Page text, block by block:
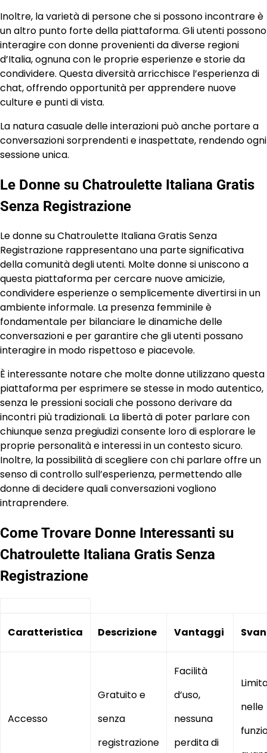
Inoltre, la varietà di persone che si possono incontrare è
un altro punto forte della piattaforma. Gli utenti possono
interagire con donne provenienti da diverse regioni
d’Italia, ognuna con le proprie esperienze e storie da
condividere. Questa diversità arricchisce l’esperienza di
chat, offrendo opportunità per apprendere nuove
culture e punti di vista.
La natura casuale delle interazioni può anche portare a
conversazioni sorprendenti e inaspettate, rendendo ogni
sessione unica.
Le Donne su Chatroulette Italiana Gratis
Senza Registrazione
Le donne su Chatroulette Italiana Gratis Senza
Registrazione rappresentano una parte significativa
della comunità degli utenti. Molte donne si uniscono a
questa piattaforma per cercare nuove amicizie,
condividere esperienze o semplicemente divertirsi in un
ambiente informale. La presenza femminile è
fondamentale per bilanciare le dinamiche delle
conversazioni e per garantire che gli utenti possano
interagire in modo rispettoso e piacevole.
È interessante notare che molte donne utilizzano questa
piattaforma per esprimere se stesse in modo autentico,
senza le pressioni sociali che possono derivare da
incontri più tradizionali. La libertà di poter parlare con
chiunque senza pregiudizi consente loro di esplorare le
proprie personalità e interessi in un contesto sicuro.
Inoltre, la possibilità di scegliere con chi parlare offre un
senso di controllo sull’esperienza, permettendo alle
donne di decidere quali conversazioni vogliono
intraprendere.
Come Trovare Donne Interessanti su
Chatroulette Italiana Gratis Senza
Registrazione
Caratteristica Descrizione Vantaggi
Accesso
Gratuito e
senza
registrazione
Facilità
d’uso,
nessuna
perdita di
nelle